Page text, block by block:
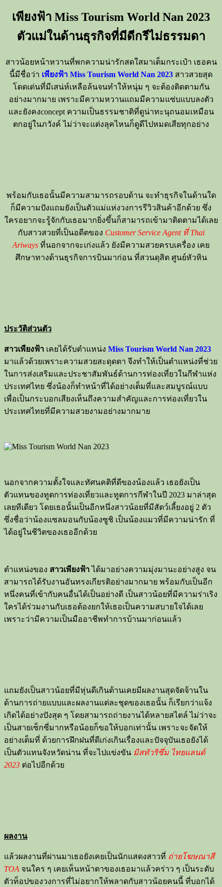
เพียงฟ้า Miss Tourism World Nan 2023
ตัวแม่ในด้านธุรกิจที่มีดีกรีไม่ธรรมดา
สาวน้อยหน้าหวานที่พกความน่ารักสดใสมาเต็มกระเป๋า เธอคน
นี้มีชื่อว่า เพียงฟ้า Miss Tourism World Nan 2023 สาวสวยสุด
โดดเด่นที่มีเสน่ห์เหลือล้นจนทำให้หนุ่ม ๆ จะต้องติดตามกัน
อย่างมากมาย เพราะมีความหวานแถมมีความแซ่บแบบลงตัว
และยังคงconcept ความเป็นธรรมชาติที่ดูน่าทะนุถนอมเหมือน
ตกอยู่ในภวังค์ ไม่ว่าจะแต่งลุคไหนก็ดูดีไปหมดเสียทุกอย่าง
พร้อมกับเธอนั้นมีความสามารถรอบด้าน จะทำธุรกิจในด้านใด
ก็มีความปังแถมยังเป็นตัวแม่แห่งวงการรีวิวสินค้าอีกด้วย ซึ่ง
ใครอยากจะรู้จักกับเธอมากยิ่งขึ้นก็สามารถเข้ามาติดตามได้เลย
กับสาวสวยที่เป็นอดีตของ Customer Service Agent ที่ Thai
Ariways ที่นอกจากจะเก่งแล้ว ยังมีความสวยครบเครื่อง เคย
ศึกษาทางด้านธุรกิจการบินมาก่อน ที่สวนดุสิต ศูนย์หัวหิน
ประวัติส่วนตัว
สาวเพียงฟ้า เคยได้รับตำแหน่ง Miss Tourism World Nan 2023
มาแล้วด้วยเพราะความสวยสะดุดตา จึงทำให้เป็นตำแหน่งที่ช่วย
ในการส่งเสริมและประชาสัมพันธ์ด้านการท่องเที่ยวในกีฬาแห่ง
ประเทศไทย ซึ่งน้องก็ทำหน้าที่ได้อย่างเต็มที่และสมบูรณ์แบบ
เพื่อเป็นกระบอกเสียงเห็นถึงความสำคัญและการท่องเที่ยวใน
ประเทศไทยที่มีความสวยงามอย่างมากมาย
นอกจากความตั้งใจและทัศนคติที่ดีของน้องแล้ว เธอยังเป็น
ตัวแทนของทูตการท่องเที่ยวและทูตการกีฬาในปี 2023 มาล่าสุด
เลยทีเดียว โดยเธอนั้นเป็นอีกหนึ่งสาวน้อยที่มีสัตว์เลี้ยงอยู่ 2 ตัว
ซึ่งชื่อว่าน้องแซลมอนกับน้องซูชิ เป็นน้องแมวที่มีความน่ารัก ที่
ได้อยู่ในชีวิตของเธออีกด้วย
ตำแหน่งของ สาวเพียงฟ้าได้มาอย่างความมุ่งมานะอย่างสูง จน
สามารถได้รับงานอันทรงเกียรติอย่างมากมาย พร้อมกับเป็นอีก
หนึ่งคนที่เข้ากับคนอื่นได้เป็นอย่างดี เป็นสาวน้อยที่มีความร่าเริง
ใครได้ร่วมงานกับเธอต้องยกให้เธอเป็นความสบายใจได้เลย
เพราะว่ามีความเป็นมืออาชีพทำการบ้านมาก่อนแล้ว
แถมยังเป็นสาวน้อยที่มีหุ่นดีเกินต้านเคยมีผลงานสุดจัดจ้านใน
ด้านการถ่ายแบบและผลงานแต่ละชุดของเธอนั้น ก็เรียกว่าแจ้ง
เกิดได้อย่างปังสุด ๆ โดยสามารถถ่ายงานได้หลายสไตล์ ไม่ว่าจะ
เป็นสายเซ็กซี่มากหรือน้อยก็ขอให้บอกเท่านั้น เพราะจะจัดให้
อย่างเต็มที่ ด้วยการฝึกฝนที่ดีเก่งเกินเรื่องและปัจจุบันเธอยังได้
เป็นตัวแทนจังหวัดน่าน ที่จะไปแข่งขัน มิสทัวริซึ่ม ไทยแลนด์
2023 ต่อไปอีกด้วย
ผลงาน
แล้วผลงานที่ผ่านมาเธอยังเคยเป็นนักแสดงสาวที่ ถ่ายโฆษณาสี
TOA จนใคร ๆ เคยเห็นหน้าตาของเธอมาแล้วคร่าว ๆ เป็นระดับ
ตัวท็อปของวงการที่ไม่อยากให้พลาดกับสาวน้อยคนนี้ ที่บอกได้